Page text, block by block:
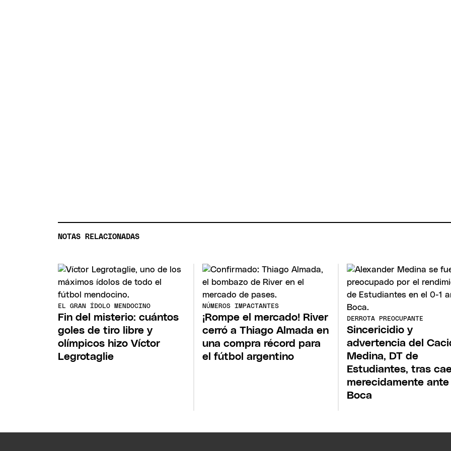
NOTAS RELACIONADAS
EL GRAN ÍDOLO MENDOCINO
Fin del misterio: cuántos
goles de tiro libre y
olímpicos hizo Víctor
Legrotaglie
NÚMEROS IMPACTANTES
¡Rompe el mercado! River
cerró a Thiago Almada en
una compra récord para
el fútbol argentino
DERROTA PREOCUPANTE
Sincericidio y
advertencia del
Medina, DT de
Estudiantes, tras
merecidamente ante
Boca